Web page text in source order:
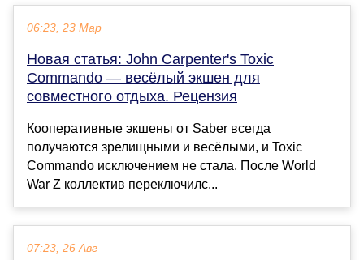
06:23, 23 Мар
Новая статья: John Carpenter's Toxic
Commando — весёлый экшен для
совместного отдыха. Рецензия
Кооперативные экшены от Saber всегда
получаются зрелищными и весёлыми, и Toxic
Commando исключением не стала. После World
War Z коллектив переключилс...
07:23, 26 Авг